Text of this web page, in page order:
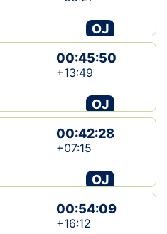
OJ
00:45:50
+13:49
OJ
00:42:28
+07:15
OJ
00:54:09
+16:12